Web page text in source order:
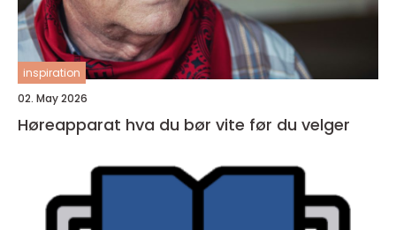
inspiration
02. May 2026
Høreapparat hva du bør vite før du velger